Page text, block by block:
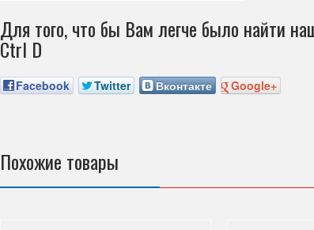
Для того, что бы Вам легче было найти
Ctrl D
Facebook Twitter Вконтакте Google+
Похожие товары